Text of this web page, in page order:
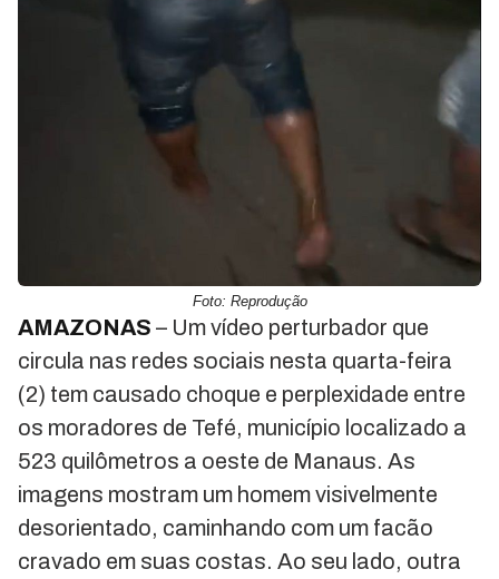
Foto: Reprodução
AMAZONAS – Um vídeo perturbador que
circula nas redes sociais nesta quarta-feira
(2) tem causado choque e perplexidade entre
os moradores de Tefé, município localizado a
523 quilômetros a oeste de Manaus. As
imagens mostram um homem visivelmente
desorientado, caminhando com um facão
cravado em suas costas. Ao seu lado, outra